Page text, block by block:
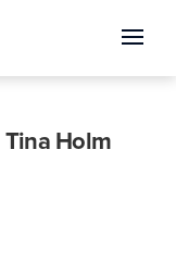
Tina Holm